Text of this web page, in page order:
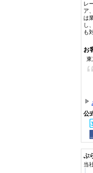
レ
ア
は
し
も
お
東
“
公
ぷ
当